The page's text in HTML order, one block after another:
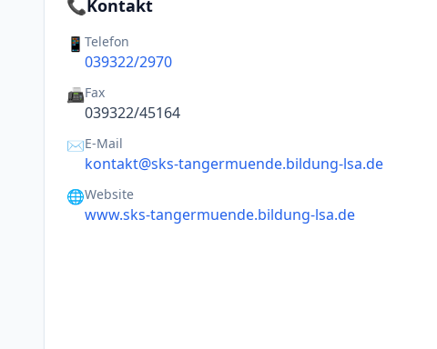
📞Kontakt
📱 Telefon
039322/2970
📠Fax
039322/45164
✉️E-Mail
kontakt@sks-tangermuende.bildung-lsa.de
🌐Website
www.sks-tangermuende.bildung-lsa.de